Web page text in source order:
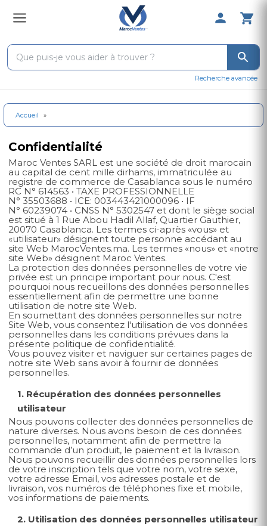
0 Produit
Recherche avancée
Accueil »
Confidentialité
Maroc Ventes SARL est une société de droit marocain
au capital de cent mille dirhams, immatriculée au
registre de commerce de Casablanca sous le numéro
RC N° 614563 • TAXE PROFESSIONNELLE
N° 35503688 • ICE: 003443421000096 • IF
N° 60239074 • CNSS N° 5302547 et dont le siège social
est situé à 1 Rue Abou Hadil Allaf, Quartier Gauthier,
20070 Casablanca. Les termes ci-après «vous» et
«utilisateur» désignent toute personne accédant au
site Web MarocVentes.ma. Les termes «nous» et «notre
site Web» désignent Maroc Ventes.
La protection des données personnelles de votre vie
privée est un principe important pour nous. C'est
pourquoi nous recueillons des données personnelles
essentiellement afin de permettre une bonne
utilisation de notre site Web.
En soumettant des données personnelles sur notre
Site Web, vous consentez l'utilisation de vos données
personnelles dans les conditions prévues dans la
présente politique de confidentialité.
Vous pouvez visiter et naviguer sur certaines pages de
notre site Web sans avoir à fournir de données
personnelles.
1. Récupération des données personnelles
utilisateur
Nous pouvons collecter des données personnelles de
nature diverses. Nous avons besoin de ces données
personnelles, notamment afin de permettre la
commande d’un produit, le paiement et la livraison.
Nous pouvons recueillir des données personnelles lors
de votre inscription tels que votre nom, votre sexe,
votre adresse Email, vos adresses postale et de
livraison, vos numéros de téléphones fixe et mobile,
vos informations de paiements.
2. Utilisation des données personnelles utilisateur